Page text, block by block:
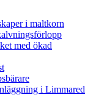
i maltkorn
med ökad
i Limmared